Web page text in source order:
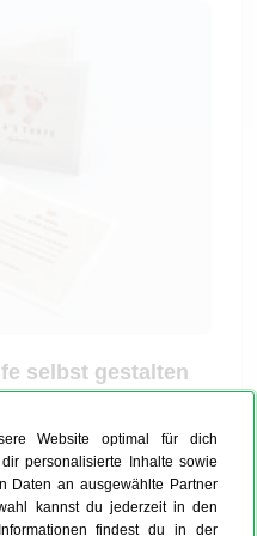
Website optimal für dich
personalisierte Inhalte sowie
Daten an ausgewählte Partner
kannst du jederzeit in den
findest du in der
selbst gestalten
zu entwerfen, nutze
Dort gestaltest
nach Deinen